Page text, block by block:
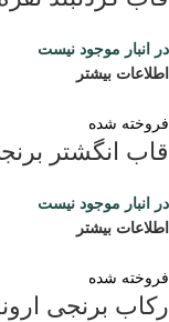
در انبار موجود نیست
اطلاعات بیشتر
فروخته شده
قاب انگشتر
در انبار موجود نیست
اطلاعات بیشتر
فروخته شده
رکاب برنجی